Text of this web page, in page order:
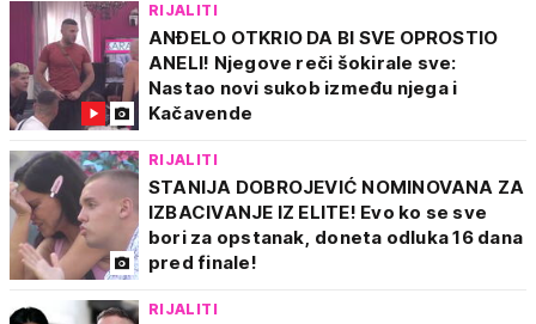
RIJALITI
ANĐELO OTKRIO DA BI SVE OPROSTIO
ANELI! Njegove reči šokirale sve:
Nastao novi sukob između njega i
Kačavende
RIJALITI
STANIJA DOBROJEVIĆ NOMINOVANA ZA
IZBACIVANJE IZ ELITE! Evo ko se sve
bori za opstanak, doneta odluka 16 dana
pred finale!
RIJALITI